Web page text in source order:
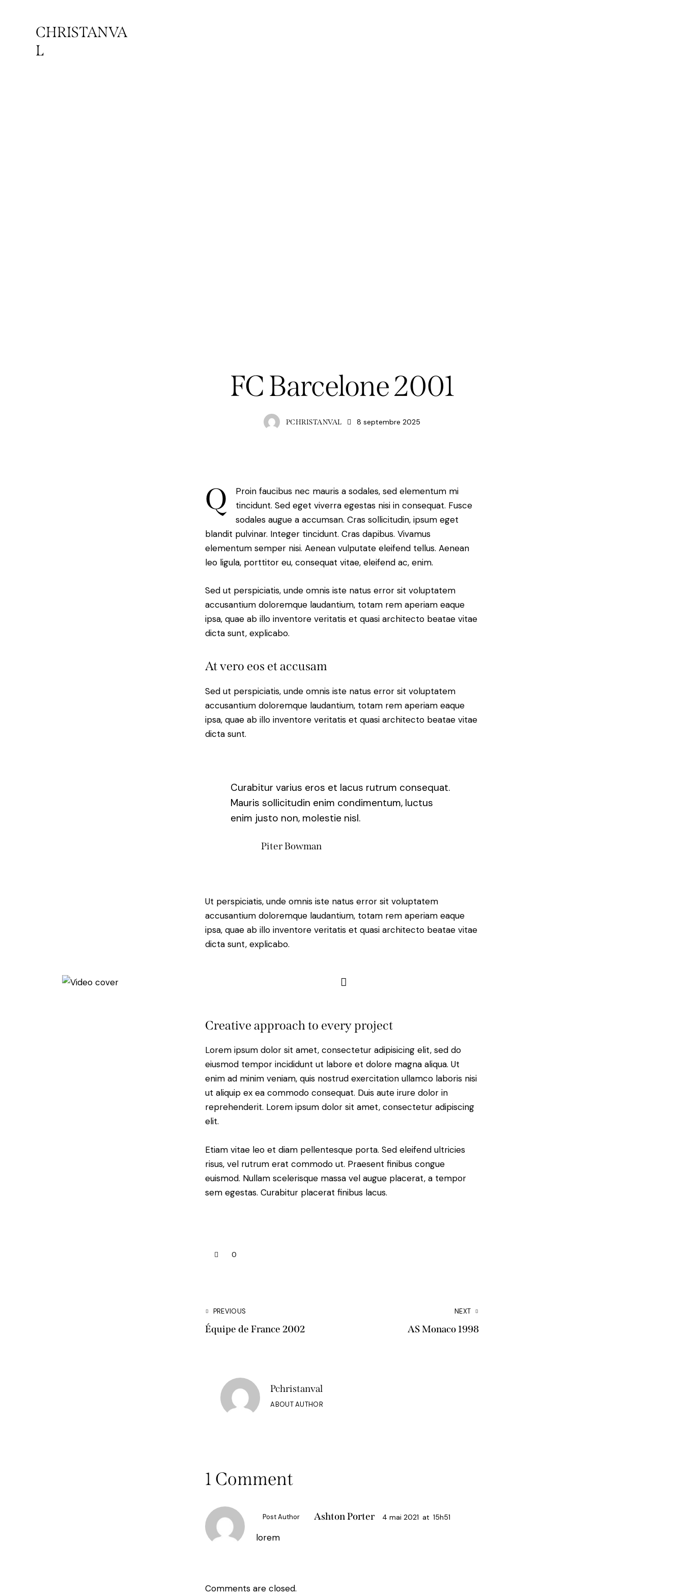
CHRISTANVA
L
FC Barcelone 2001
PCHRISTANVAL 8 septembre 2025
Q
Proin faucibus nec mauris a sodales, sed elementum mi
tincidunt. Sed eget viverra egestas nisi in consequat. Fusce
sodales augue a accumsan. Cras sollicitudin, ipsum eget
blandit pulvinar. Integer tincidunt. Cras dapibus. Vivamus
elementum semper nisi. Aenean vulputate eleifend tellus. Aenean
leo ligula, porttitor eu, consequat vitae, eleifend ac, enim.
Sed ut perspiciatis, unde omnis iste natus error sit voluptatem
accusantium doloremque laudantium, totam rem aperiam eaque
ipsa, quae ab illo inventore veritatis et quasi architecto beatae vitae
dicta sunt, explicabo.
At vero eos et accusam
Sed ut perspiciatis, unde omnis iste natus error sit voluptatem
accusantium doloremque laudantium, totam rem aperiam eaque
ipsa, quae ab illo inventore veritatis et quasi architecto beatae vitae
dicta sunt.
Curabitur varius eros et lacus rutrum consequat.
Mauris sollicitudin enim condimentum, luctus
enim justo non, molestie nisl.
Piter Bowman
Ut perspiciatis, unde omnis iste natus error sit voluptatem
accusantium doloremque laudantium, totam rem aperiam eaque
ipsa, quae ab illo inventore veritatis et quasi architecto beatae vitae
dicta sunt, explicabo.
Creative approach to every project
Lorem ipsum dolor sit amet, consectetur adipisicing elit, sed do
eiusmod tempor incididunt ut labore et dolore magna aliqua. Ut
enim ad minim veniam, quis nostrud exercitation ullamco laboris nisi
ut aliquip ex ea commodo consequat. Duis aute irure dolor in
reprehenderit. Lorem ipsum dolor sit amet, consectetur adipiscing
elit.
Etiam vitae leo et diam pellentesque porta. Sed eleifend ultricies
risus, vel rutrum erat commodo ut. Praesent finibus congue
euismod. Nullam scelerisque massa vel augue placerat, a tempor
sem egestas. Curabitur placerat finibus lacus.
0
PREVIOUS
Équipe de France 2002
NEXT
AS Monaco 1998
Pchristanval
ABOUT AUTHOR
1 Comment
Post Author Ashton Porter 4 mai 2021 at 15h51
lorem
Comments are closed.